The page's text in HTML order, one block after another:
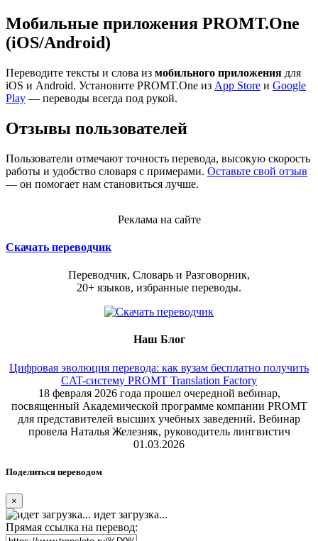
Мобильные приложения PROMT.One
(iOS/Android)
Переводите тексты и слова из мобильного приложения для
iOS и Android. Установите PROMT.One из App Store и Google
Play — переводы всегда под рукой.
Отзывы пользователей
Пользователи отмечают точность перевода, высокую скорость
работы и удобство словаря с примерами. Оставьте свой отзыв
— он помогает нам становиться лучше.
Реклама на сайте
Скачать переводчик
Переводчик, Словарь и Разговорник,
20+ языков, избранные переводы.
Наш Блог
Цифровая эволюция перевода: как вузам бесплатно получить
CAT-систему PROMT Translation Factory
18 февраля 2026 года прошел очередной вебинар,
посвященный Академической программе компании PROMT
для представителей высших учебных заведений. Вебинар
провела Наталья Железняк, руководитель лингвистич
01.03.2026
Поделиться переводом
×
идет загрузка...
Прямая ссылка на перевод: